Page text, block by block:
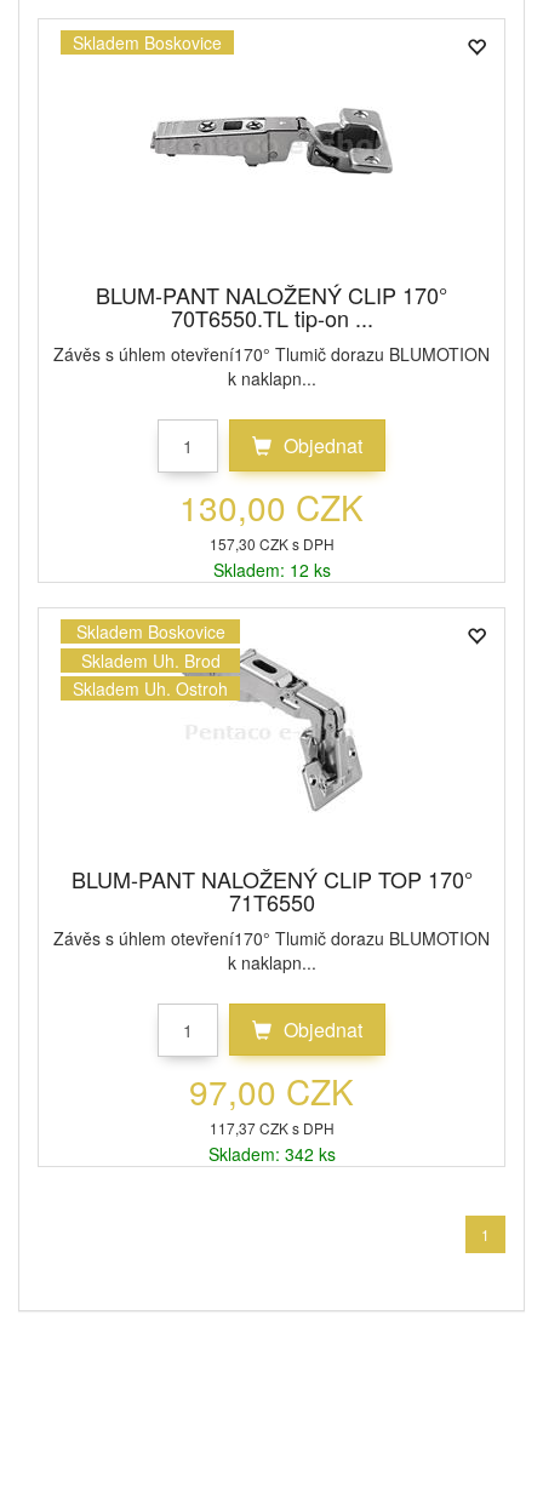
Skladem Boskovice
BLUM-PANT NALOŽENÝ CLIP 170°
70T6550.TL tip-on ...
Závěs s úhlem otevření170° Tlumič dorazu BLUMOTION
k naklapn...
Objednat
130,00 CZK
157,30 CZK s DPH
Skladem: 12 ks
Skladem Boskovice
Skladem Uh. Brod
Skladem Uh. Ostroh
BLUM-PANT NALOŽENÝ CLIP TOP 170°
71T6550
Závěs s úhlem otevření170° Tlumič dorazu BLUMOTION
k naklapn...
Objednat
97,00 CZK
117,37 CZK s DPH
Skladem: 342 ks
1